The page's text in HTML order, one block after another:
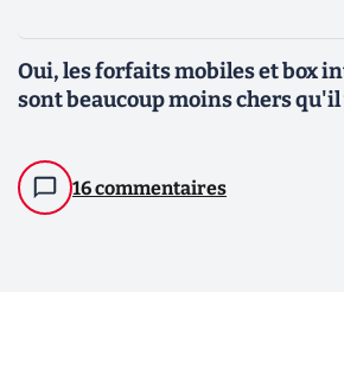
Oui, les forfaits mobiles et box
sont beaucoup moins chers qu'il
16 commentaires